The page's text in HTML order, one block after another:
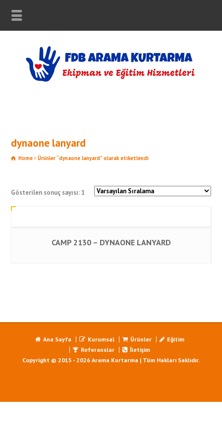
dynaone lanyard
Home Ürünler “dynaone lanyard” olarak etiketlendi
Gösterilen sonuç sayısı: 1
CAMP 2130 – DYNAONE LANYARD
Ana Sayfa Kurumsal Ürünler
Eğitim
Referanslar
İletişim
Copyright © 2015 - 2026 Arama Kurtarma | Tüm Hakları Saklıdır.